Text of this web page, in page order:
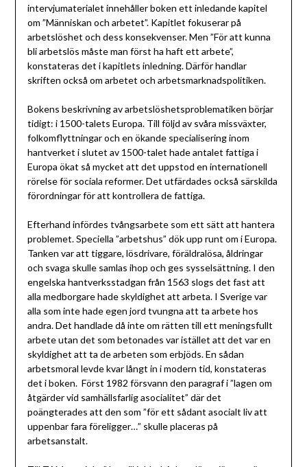
intervjumaterialet innehåller boken ett inledande kapitel
om ”Människan och arbetet”. Kapitlet fokuserar på
arbetslöshet och dess konsekvenser. Men ”För att kunna
bli arbetslös måste man först ha haft ett arbete”,
konstateras det i kapitlets inledning. Därför handlar
skriften också om arbetet och arbetsmarknadspolitiken.
Bokens beskrivning av arbetslöshetsproblematiken börjar
tidigt: i 1500-talets Europa. Till följd av svåra missväxter,
folkomflyttningar och en ökande specialisering inom
hantverket i slutet av 1500-talet hade antalet fattiga i
Europa ökat så mycket att det uppstod en internationell
rörelse för sociala reformer. Det utfärdades också särskilda
förordningar för att kontrollera de fattiga.
Efterhand infördes tvångsarbete som ett sätt att hantera
problemet. Speciella ”arbetshus” dök upp runt om i Europa.
Tanken var att tiggare, lösdrivare, föräldralösa, åldringar
och svaga skulle samlas ihop och ges sysselsättning. I den
engelska hantverksstadgan från 1563 slogs det fast att
alla medborgare hade skyldighet att arbeta. I Sverige var
alla som inte hade egen jord tvungna att ta arbete hos
andra. Det handlade då inte om rätten till ett meningsfullt
arbete utan det som betonades var istället att det var en
skyldighet att ta de arbeten som erbjöds. En sådan
arbetsmoral levde kvar långt in i modern tid, konstateras
det i boken. Först 1982 försvann den paragraf i ”lagen om
åtgärder vid samhällsfarlig asocialitet” där det
poängterades att den som ”för ett sådant asocialt liv att
uppenbar fara föreligger…” skulle placeras på
arbetsanstalt.